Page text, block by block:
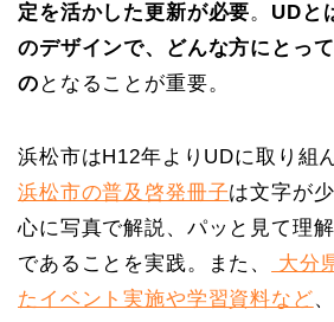
定を活かした更新が必要。 UDと
のデザインで、どんな方にとっ
の となることが重要。
浜松市はH12年よりUDに取り組
浜松市の普及啓発冊子は文字が
心に写真で解説、パッと見て理
であることを実践。また、
大分
たイベント実施や学習資料など